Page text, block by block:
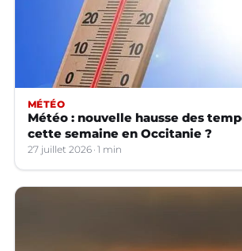
MÉTÉO
Météo : nouvelle hausse des
cette semaine en Occitanie ?
27 juillet 2026 1 min